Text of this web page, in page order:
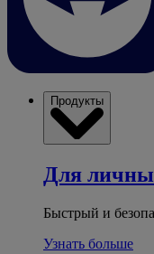
Продукты
Для
Быстрый и
Узнать больше